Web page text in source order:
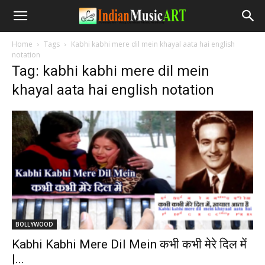
Home Tags
Kabhi kabhi mere dil mein khayal aata hai english
notation
Tag: kabhi kabhi mere dil mein
khayal aata hai english notation
BOLLYWOOD
Kabhi Kabhi Mere Dil Mein कभी कभी मेरे दिल में
|...